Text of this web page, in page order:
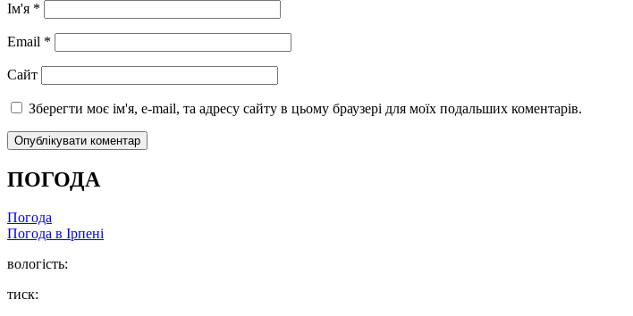
Ім'я *
Email *
Сайт
Зберегти моє ім'я, e-mail, та адресу сайту в цьому браузері для моїх подальших коментарів.
ПОГОДА
Погода
Погода в Ірпені
вологість:
тиск: